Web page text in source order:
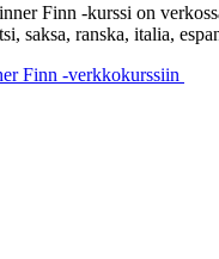
Finn -kurssi on
saksa, ranska, italia,
Finn -verkkokurssiin